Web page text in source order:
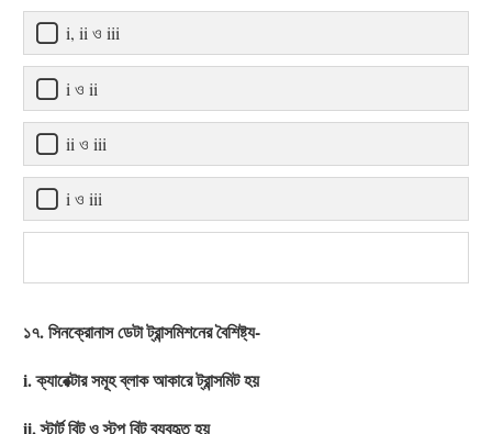
i, ii ও iii
i ও ii
ii ও iii
i ও iii
১৭. সিনক্রোনাস ডেটা ট্রান্সমিশনের বৈশিষ্ট্য-
i. ক্যারেক্টার সমূহ ব্লাক আকারে ট্রান্সমিট হয়
ii. স্টার্ট বিট ও স্টপ বিট ব্যবহৃত হয়